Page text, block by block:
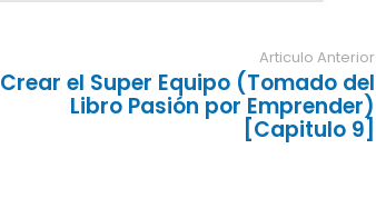
Articulo Anterior
Crear el Super Equipo (Tomado del
Libro Pasión por Emprender)
[Capitulo 9]